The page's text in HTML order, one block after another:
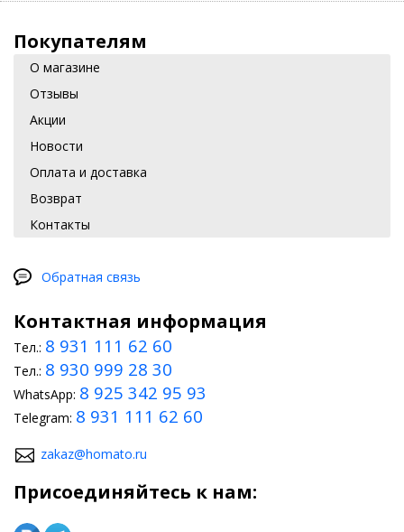
автомобильного тюнинга:
маневренность во время езды.
Модернизация оптики. Благодаря ей можно придать
автомобилю более агрессивный вид.
Выполнение шумоизоляции. Специальные материалы
подавляют вибрацию и снижают шумовую нагрузку.
Менеджеры специализированного магазина всегда помогут
Покупателям
О магазине
Отзывы
Акции
Новости
Оплата и доставка
Возврат
Контакты
Обратная связь
Контактная информация
Тел.: 8 931 111 62 60
Тел.: 8 930 999 28 30
WhatsApp: 8 925 342 95 93
Telegram: 8 931 111 62 60
zakaz@homato.ru
Присоединяйтесь к нам: